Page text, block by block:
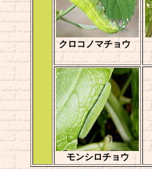
クロコノマチョウ
モンシロチョウ